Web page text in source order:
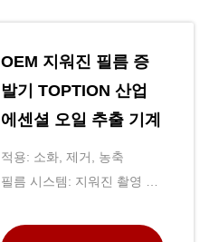
OEM 지워진 필름 증
발기 TOPTION 산업
에센셜 오일 추출 기계
적용: 소화, 제거, 농축
필름 시스템: 지워진 촬영 시